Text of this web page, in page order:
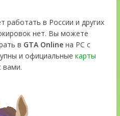
работать в России и других
нет. Вы можете
в GTA Onlineна PC с
и официальные карты
вами.